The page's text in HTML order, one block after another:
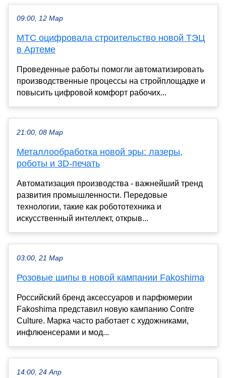
09:00, 12 Мар
МТС оцифровала строительство новой ТЭЦ
в Артеме
Проведенные работы помогли автоматизировать
производственные процессы на стройплощадке и
повысить цифровой комфорт рабочих...
21:00, 08 Мар
Металлообработка новой эры: лазеры,
роботы и 3D-печать
Автоматизация производства - важнейший тренд
развития промышленности. Передовые
технологии, такие как робототехника и
искусственный интеллект, открыв...
03:00, 21 Мар
Розовые шипы в новой кампании Fakoshima
Российский бренд аксессуаров и парфюмерии
Fakoshima представил новую кампанию Contre
Culture. Марка часто работает с художниками,
инфлюенсерами и мод...
14:00, 24 Апр